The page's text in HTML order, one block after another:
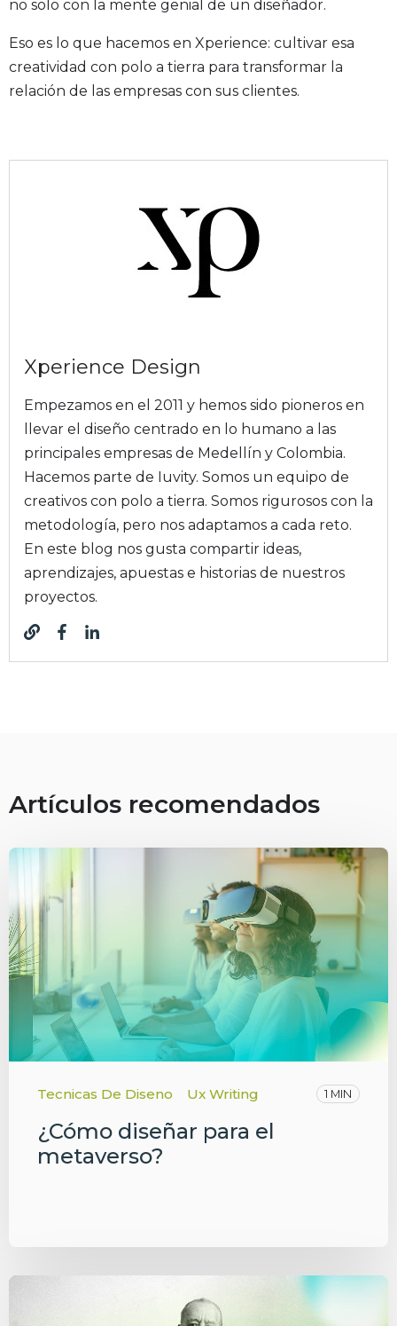
no solo con la mente genial de un diseñador.
Eso es lo que hacemos en Xperience: cultivar esa
creatividad con polo a tierra para transformar la
relación de las empresas con sus clientes.
Xperience Design
Empezamos en el 2011 y hemos sido pioneros en
llevar el diseño centrado en lo humano a las
principales empresas de Medellín y Colombia.
Hacemos parte de Iuvity. Somos un equipo de
creativos con polo a tierra. Somos rigurosos con la
metodología, pero nos adaptamos a cada reto.
En este blog nos gusta compartir ideas,
aprendizajes, apuestas e historias de nuestros
proyectos.
Artículos recomendados
Tecnicas De Diseno Ux Writing 1 MIN
¿Cómo diseñar para el
metaverso?